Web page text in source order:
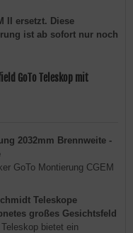
II ersetzt. Diese
ist ab sofort nur noch
GoTo Teleskop mit
2032mm Brennweite -
GoTo Montierung CGEM
Teleskope
großes Gesichtsfeld
bietet ein